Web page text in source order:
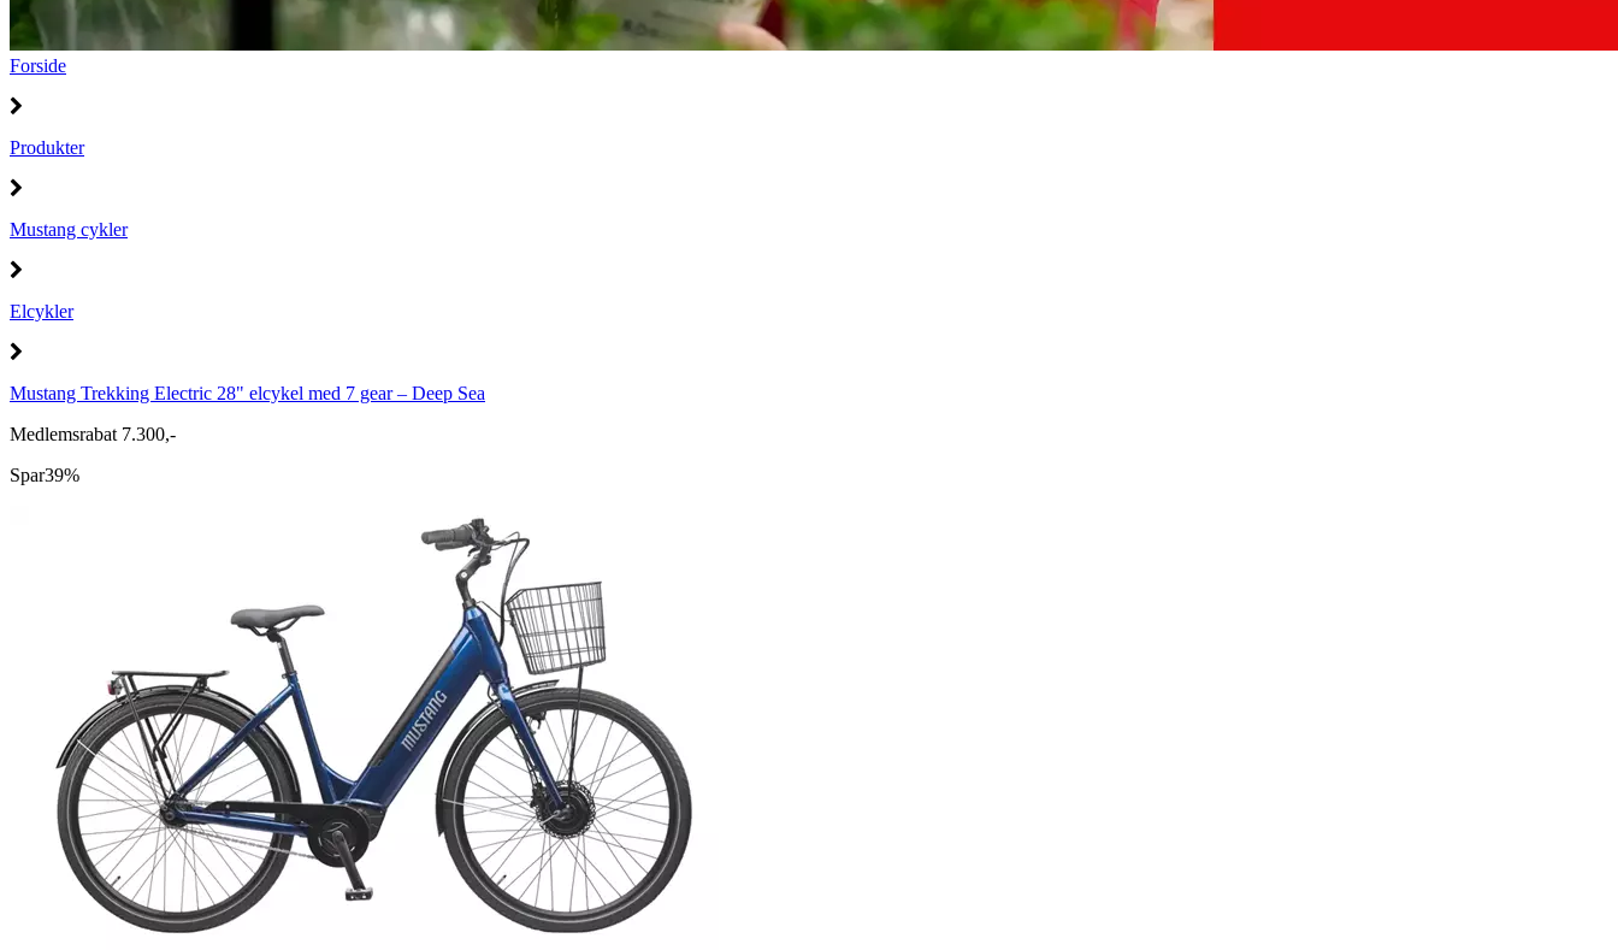
Forside
Produkter
Mustang cykler
Elcykler
Mustang Trekking Electric 28" elcykel med 7 gear – Deep Sea
Medlemsrabat 7.300,-
Spar39%